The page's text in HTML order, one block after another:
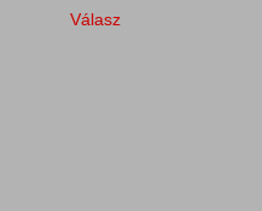
Válasz